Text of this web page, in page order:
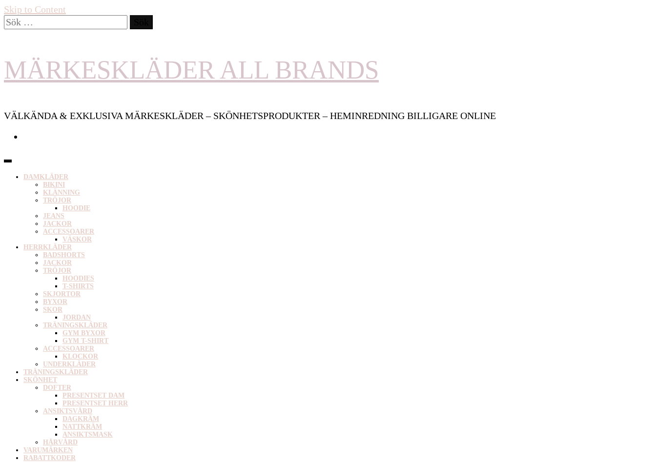
Skip to Content
Sök
efter:
MÄRKESKLÄDER ALL BRANDS
VÄLKÄNDA & EXKLUSIVA MÄRKESKLÄDER – SKÖNHETSPRODUKTER – HEMINREDNING BILLIGARE ONLINE
DAMKLÄDER
BIKINI
KLÄNNING
TRÖJOR
HOODIE
JEANS
JACKOR
ACCESSOARER
VÄSKOR
HERRKLÄDER
BADSHORTS
JACKOR
TRÖJOR
HOODIES
T-SHIRTS
SKJORTOR
BYXOR
SKOR
JORDAN
TRÄNINGSKLÄDER
GYM BYXOR
GYM T-SHIRT
ACCESSOARER
KLOCKOR
UNDERKLÄDER
TRÄNINGSKLÄDER
SKÖNHET
DOFTER
PRESENTSET DAM
PRESENTSET HERR
ANSIKTSVÅRD
DAGKRÄM
NATTKRÄM
ANSIKTSMASK
HÅRVÅRD
VARUMÄRKEN
RABATTKODER